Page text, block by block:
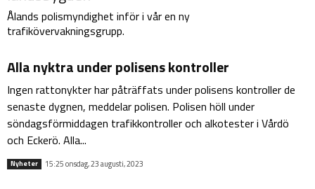
Ålands polismyndighet inför i vår en ny
trafikövervakningsgrupp.
Alla nyktra under polisens kontroller
Ingen rattonykter har påträffats under polisens kontroller de
senaste dygnen, meddelar polisen. Polisen höll under
söndagsförmiddagen trafikkontroller och alkotester i Vårdö
och Eckerö. Alla...
Nyheter 15:25 onsdag, 23 augusti, 2023